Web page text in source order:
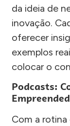
da ideia de
inovação.
oferecer
exemplos
colocar o
Podcasts:
Com a